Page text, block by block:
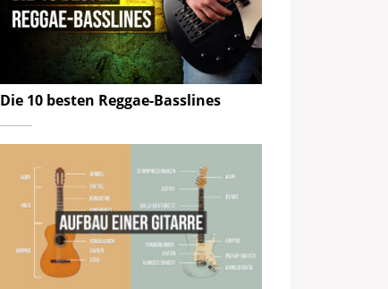
Die 10 besten Reggae-Basslines